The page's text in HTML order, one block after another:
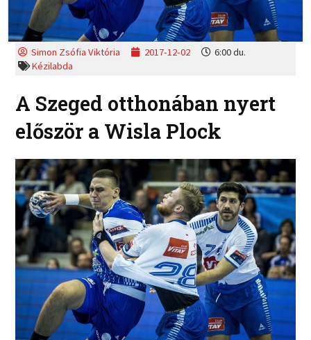
Simon Zsófia Viktória 2017-12-02
6:00 du.
Kézilabda
A Szeged otthonában nyert
először a Wisla Plock